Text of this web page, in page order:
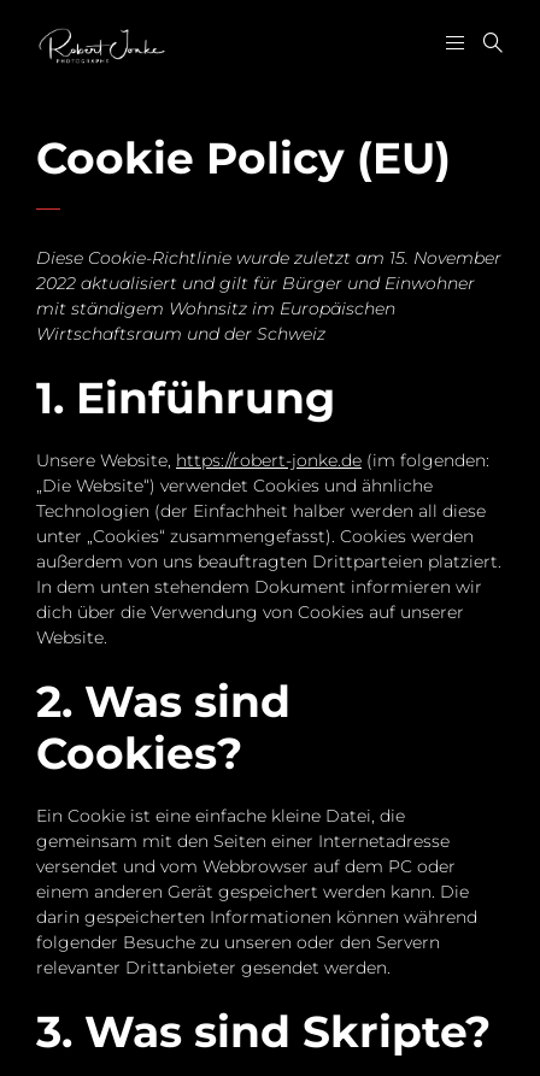
Cookie Policy (EU)
Diese Cookie-Richtlinie wurde zuletzt am 15. November
2022 aktualisiert und gilt für Bürger und Einwohner
mit ständigem Wohnsitz im Europäischen
Wirtschaftsraum und der Schweiz
1. Einführung
Unsere Website, https://robert-jonke.de (im folgenden:
„Die Website“) verwendet Cookies und ähnliche
Technologien (der Einfachheit halber werden all diese
unter „Cookies“ zusammengefasst). Cookies werden
außerdem von uns beauftragten Drittparteien platziert.
In dem unten stehendem Dokument informieren wir
dich über die Verwendung von Cookies auf unserer
Website.
2. Was sind
Cookies?
Ein Cookie ist eine einfache kleine Datei, die
gemeinsam mit den Seiten einer Internetadresse
versendet und vom Webbrowser auf dem PC oder
einem anderen Gerät gespeichert werden kann. Die
darin gespeicherten Informationen können während
folgender Besuche zu unseren oder den Servern
relevanter Drittanbieter gesendet werden.
3. Was sind Skripte?